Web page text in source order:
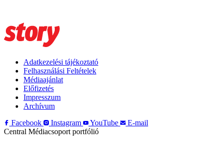
Adatkezelési tájékoztató
Felhasználási Feltételek
Médiaajánlat
Előfizetés
Impresszum
Archívum
Facebook
Instagram YouTube
E-mail
Central Médiacsoport portfólió